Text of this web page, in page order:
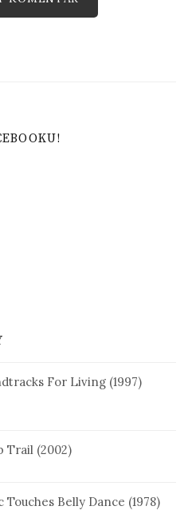
For Living (1997)
Trail (2002)
Belly Dance (1978)